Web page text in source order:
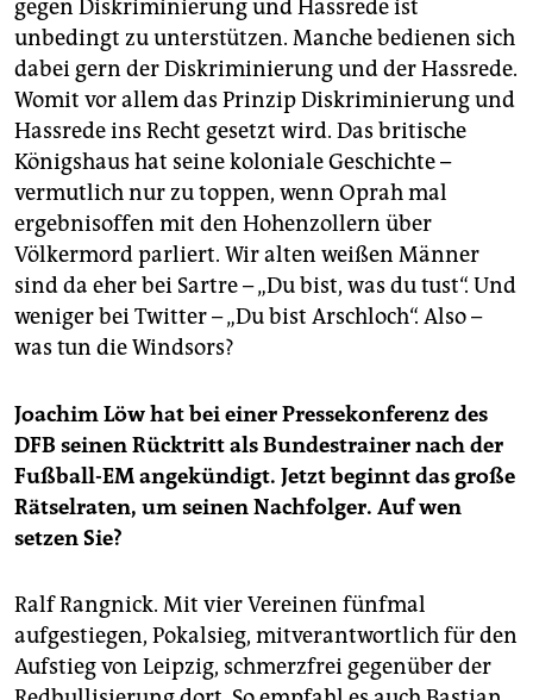
gegen Diskriminierung und Hassrede ist
unbedingt zu unterstützen. Manche bedienen sich
dabei gern der Diskriminierung und der Hassrede.
Womit vor allem das Prinzip Diskriminierung und
Hassrede ins Recht gesetzt wird. Das britische
Königshaus hat seine koloniale Geschichte –
vermutlich nur zu toppen, wenn Op­rah mal
ergebnisoffen mit den Hohenzollern über
Völkermord parliert. Wir alten weißen Männer
sind da eher bei Sartre – „Du bist, was du tust“. Und
weniger bei Twitter – „Du bist Arschloch“. Also –
was tun die Windsors?
Joachim Löw hat bei einer Pressekonferenz des
DFB seinen Rücktritt als Bundestrainer nach der
Fußball-EM angekündigt. Jetzt beginnt das große
Rätselraten, um seinen Nachfolger. Auf wen
setzen Sie?
Ralf Rangnick. Mit vier Vereinen fünfmal
aufgestiegen, Pokalsieg, mitverantwortlich für den
Aufstieg von Leipzig, schmerzfrei gegenüber der